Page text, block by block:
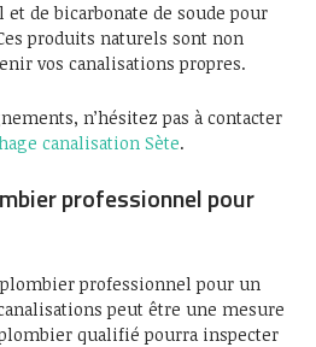
de bicarbonate de soude pour
produits naturels sont non
vos canalisations propres.
n’hésitez pas à contacter
canalisation Sète.
professionnel pour
professionnel pour un
peut être une mesure
qualifié pourra inspecter